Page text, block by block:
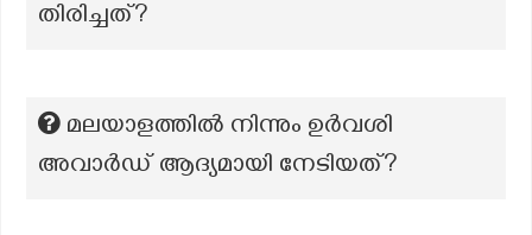
തിരിച്ചത്?
മലയാളത്തിൽ നിന്നും ഉർവശി
അവാർഡ് ആദ്യമായി നേടിയത്?